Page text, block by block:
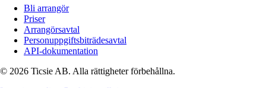
Bli arrangör
Priser
Arrangörsavtal
Personuppgiftsbiträdesavtal
API-dokumentation
© 2026 Ticsie AB. Alla rättigheter förbehållna.